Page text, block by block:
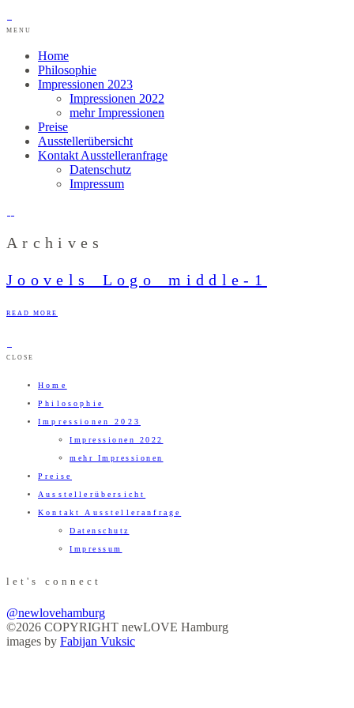
MENU
Home
Philosophie
Impressionen 2023
Impressionen 2022
mehr Impressionen
Preise
Ausstellerübersicht
Kontakt Ausstelleranfrage
Datenschutz
Impressum
Archives
Joovels_Logo_middle-1
READ MORE
CLOSE
Home
Philosophie
Impressionen 2023
Impressionen 2022
mehr Impressionen
Preise
Ausstellerübersicht
Kontakt Ausstelleranfrage
Datenschutz
Impressum
let's connect
@newlovehamburg
©2026 COPYRIGHT newLOVE Hamburg
images by Fabijan Vuksic